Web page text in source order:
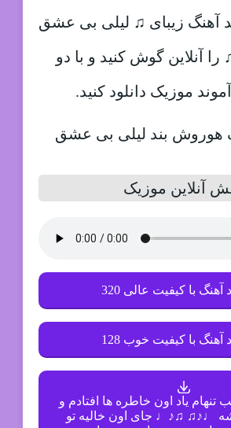
آهنگ زیبای ♫ لیلی بی عشق
را آنلاین گوش کنید و با دو
موزیک دانلود کنید.
آنلاین موزیک
آهنگ با کیفیت عالی 320
آهنگ با کیفیت خوب 128
یاد اون خاطره ها افتادم و
♩♪♫ ♫♪♩ جای اون خالیه تو